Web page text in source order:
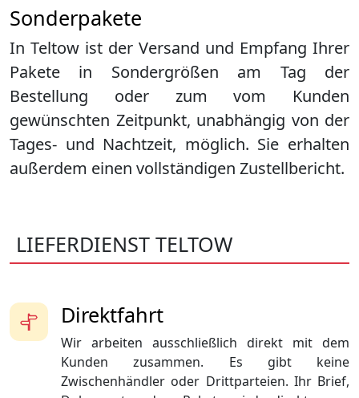
Sonderpakete
In Teltow ist der Versand und Empfang Ihrer
Pakete in Sondergrößen am Tag der
Bestellung oder zum vom Kunden
gewünschten Zeitpunkt, unabhängig von der
Tages- und Nachtzeit, möglich. Sie erhalten
außerdem einen vollständigen Zustellbericht.
LIEFERDIENST TELTOW
Direktfahrt
Wir arbeiten ausschließlich direkt mit dem
Kunden zusammen. Es gibt keine
Zwischenhändler oder Drittparteien. Ihr Brief,